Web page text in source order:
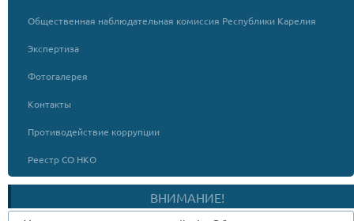
Общественная наблюдательная комиссия Республики Карелия
Экспертиза
Фотогалерея
Контакты
Противодействие коррупции
Реестр СО НКО
ВНИМАНИЕ!